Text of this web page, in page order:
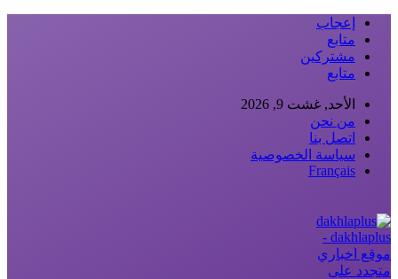
إعجاب
متابع
مشتركين
متابع
الأحد, غشت 9, 2026
من نحن
اتصل بنا
سياسة الخصوصية
Français
dakhlaplus -
موقع اخباري
متجدد على